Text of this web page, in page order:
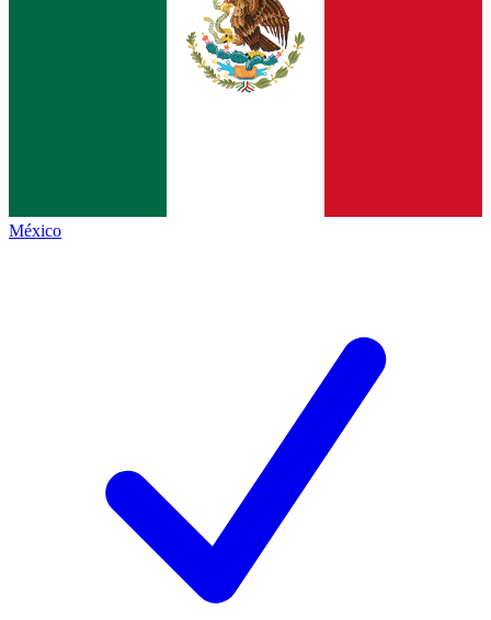
México